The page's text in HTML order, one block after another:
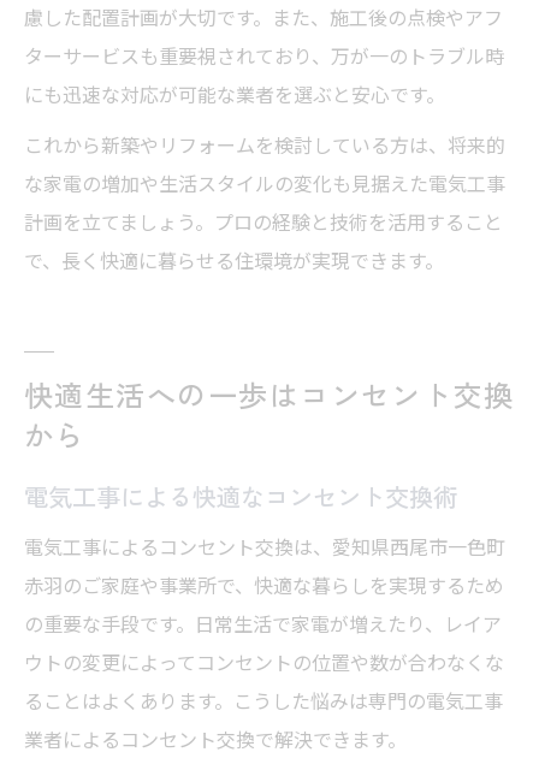
慮した配置計画が大切です。また、施工後の点検やアフ
ターサービスも重要視されており、万が一のトラブル時
にも迅速な対応が可能な業者を選ぶと安心です。
これから新築やリフォームを検討している方は、将来的
な家電の増加や生活スタイルの変化も見据えた電気工事
計画を立てましょう。プロの経験と技術を活用すること
で、長く快適に暮らせる住環境が実現できます。
快適生活への一歩はコンセント交換
から
電気工事による快適なコンセント交換術
電気工事によるコンセント交換は、愛知県西尾市一色町
赤羽のご家庭や事業所で、快適な暮らしを実現するため
の重要な手段です。日常生活で家電が増えたり、レイア
ウトの変更によってコンセントの位置や数が合わなくな
ることはよくあります。こうした悩みは専門の電気工事
業者によるコンセント交換で解決できます。